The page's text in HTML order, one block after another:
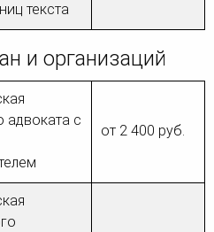
текста
и организаций
адвоката с
от 2 400 руб.